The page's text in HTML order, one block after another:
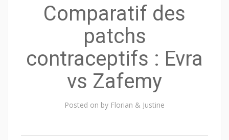
Comparatif des
patchs
contraceptifs : Evra
vs Zafemy
Posted on by Florian & Justine